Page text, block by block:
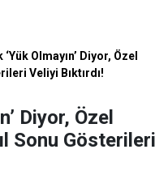
‘Yük Olmayın’ Diyor, Özel
Veliyi Bıktırdı!
Diyor, Özel
Sonu Gösterileri